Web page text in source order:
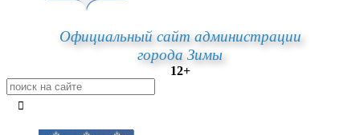
Официальный сайт администрации
города Зимы
12+